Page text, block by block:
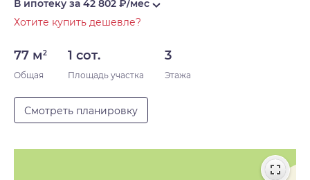
В ипотеку за 42 802 ₽/мес
Хотите купить дешевле?
77 м2
Общая
1 сот.
Площадь участка
3
Этажа
Смотреть планировку